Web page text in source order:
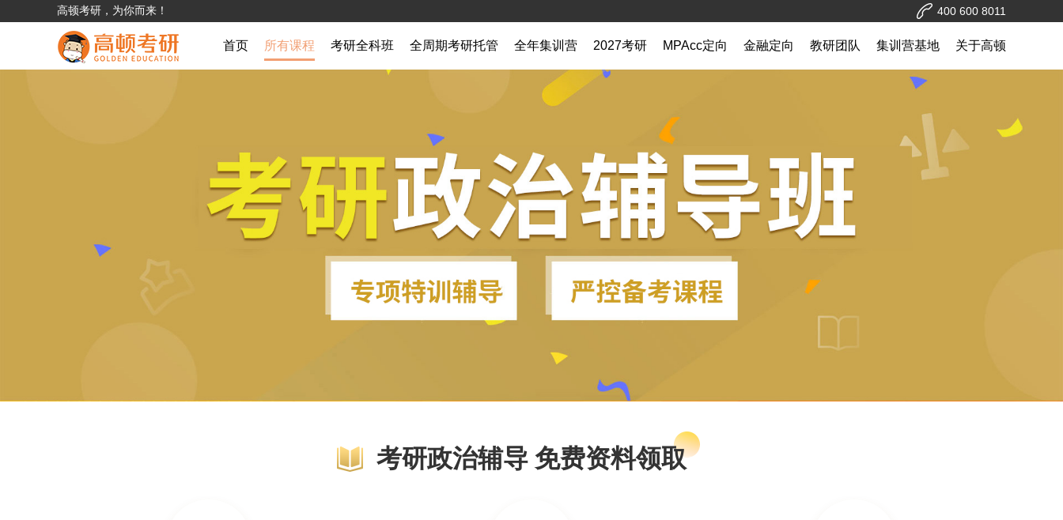
高顿考研，为你而来！ 400 600 8011
首页 所有课程 考研全科班 全周期考研托管 全年集训营 2027考研 MPAcc定向 金融定向 教研团队 集训营基地 关于高顿
考研政治辅导 免费资料领取